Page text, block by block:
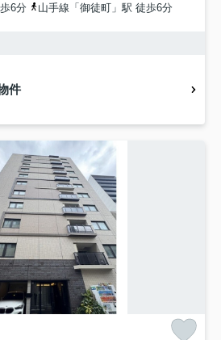
6分
山手線「御徒町」駅 徒歩6分
件